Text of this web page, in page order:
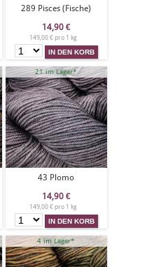
289 Pisces (Fische)
14,90 €
149,00 € pro 1 kg
21 im Lager*
43 Plomo
14,90 €
149,00 € pro 1 kg
4 im Lager*